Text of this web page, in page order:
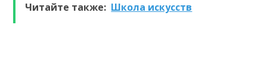
Читайте также: Школа искусств